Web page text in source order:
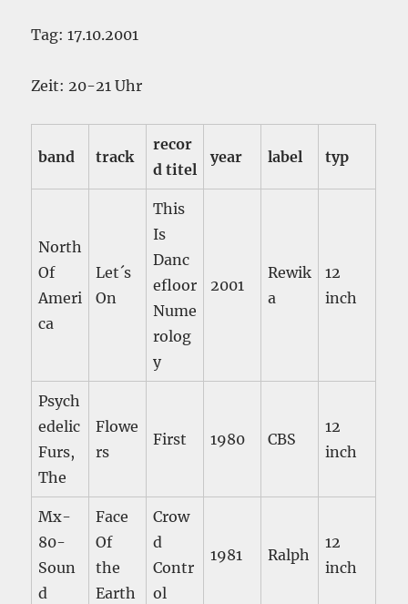
Tag: 17.10.2001
Zeit: 20-21 Uhr
band track
recor
d titel
year label typ
North
Of
Ameri
ca
Let´s
On
This
Is
Danc
efloor
Nume
rolog
y
2001
Rewik
a
12
inch
Psych
edelic
Furs,
The
Flowe
rs
First 1980 CBS
12
inch
Mx-
80-
Soun
d
Face
Of
the
Earth
Crow
d
Contr
ol
1981 Ralph
12
inch